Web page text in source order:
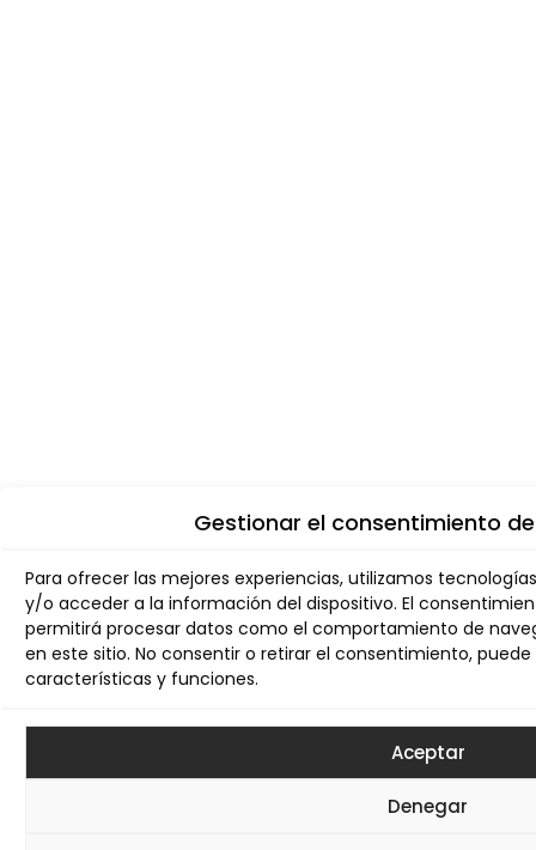
Gestionar el consentimiento
Para ofrecer las mejores experiencias, utilizamos
y/o acceder a la información del dispositivo. El
permitirá procesar datos como el comportamiento de
en este sitio. No consentir o retirar el consentimiento,
características y funciones.
Aceptar
Denegar